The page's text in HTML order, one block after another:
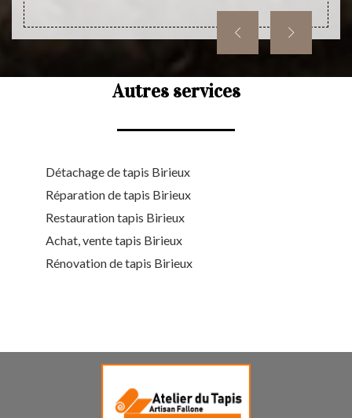
Autres services
Détachage de tapis Birieux
Réparation de tapis Birieux
Restauration tapis Birieux
Achat, vente tapis Birieux
Rénovation de tapis Birieux